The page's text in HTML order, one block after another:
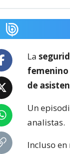
La
femenino
de
Un
analistas.
Incluso en